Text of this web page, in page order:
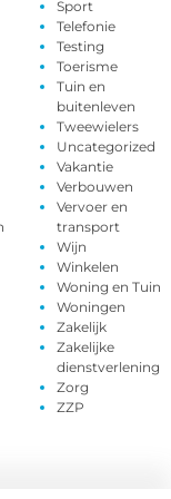
Sport
Telefonie
Testing
Toerisme
Tuin en
buitenleven
Tweewielers
Uncategorized
Vakantie
Verbouwen
Vervoer en
transport
Wijn
Winkelen
Woning en Tuin
Woningen
Zakelijk
Zakelijke
dienstverlening
Zorg
ZZP